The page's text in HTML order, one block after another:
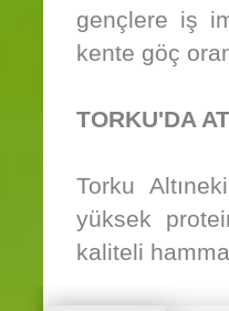
gençlere iş
kente göç
TORKU'DA
Torku
yüksek
kaliteli